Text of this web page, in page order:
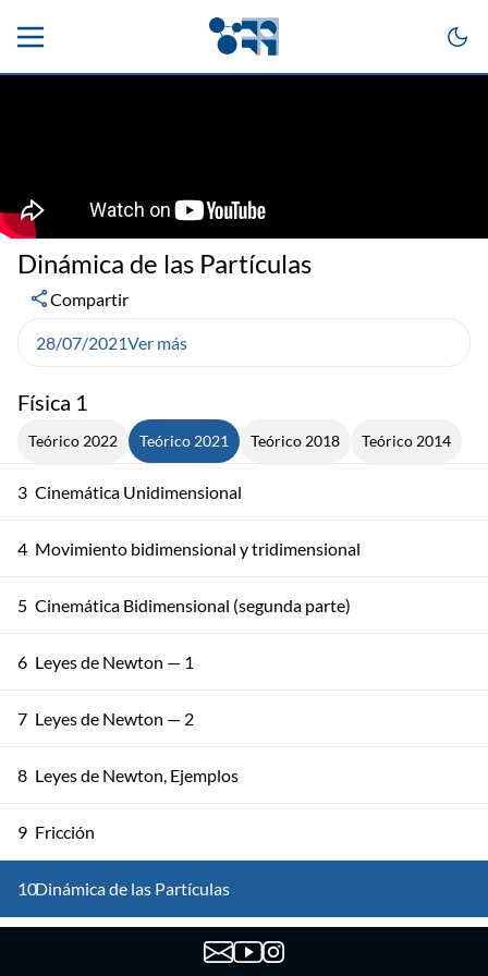
Física 1
Teórico 2022 Teórico 2021 Teórico 2018 Teórico 2014
3 Cinemática Unidimensional
4 Movimiento bidimensional y tridimensional
5 Cinemática Bidimensional (segunda parte)
6 Leyes de Newton — 1
7 Leyes de Newton — 2
8 Leyes de Newton, Ejemplos
9 Fricción
10Dinámica de las Partículas
Dinámica de las Partículas
Compartir
28/07/2021Ver más